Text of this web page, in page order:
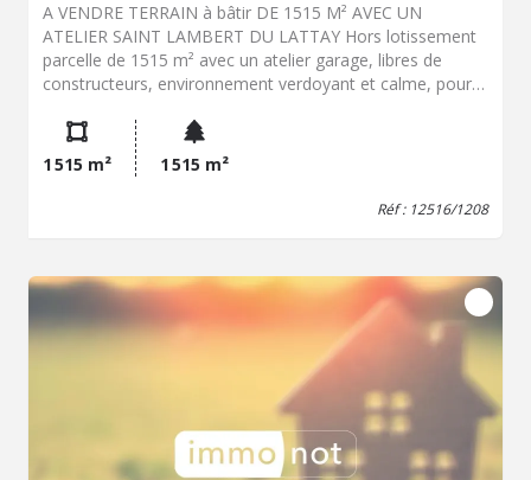
A VENDRE TERRAIN à bâtir DE 1515 M² AVEC UN
ATELIER SAINT LAMBERT DU LATTAY Hors lotissement
parcelle de 1515 m² avec un atelier garage, libres de
constructeurs, environnement verdoyant et calme, pour
viabilisation eau et électricité sur le chemin et
assainissement autonome .
1 515 m² 1 515 m²
Réf : 12516/1208